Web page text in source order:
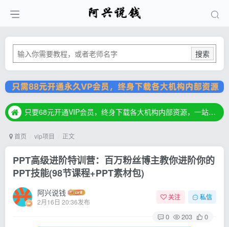
搜索
只要68元开通VIP会员，终身下载各大机构内部资源，一站式草根创业基地，最新最强网赚教程大全，小投入，大回报！
只要68元开通VIP会员，终身下载各大机构内部资源，一站式草根创业基地，最新最强网赚教程大全，小投入，大回报！
首页 vip项目 正文
PPT高级进阶特训营：百万粉丝博主教你进阶你的
PPT技能(98节课程+PPT素材包)
阿兴说钱
2月16日 20:36发布
关注 私信
0 203 0